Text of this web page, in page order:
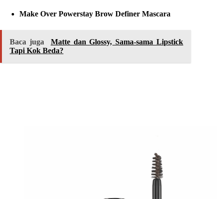
Make Over Powerstay Brow Definer Mascara
Baca juga
Matte dan Glossy, Sama-sama Lipstick
Tapi Kok Beda?